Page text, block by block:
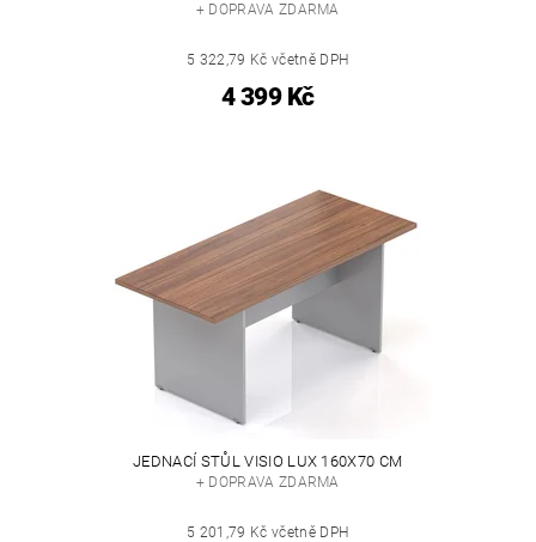
+ DOPRAVA ZDARMA
5 322,79 Kč včetně DPH
4 399 Kč
JEDNACÍ STŮL VISIO LUX 160X70 CM
+ DOPRAVA ZDARMA
5 201,79 Kč včetně DPH